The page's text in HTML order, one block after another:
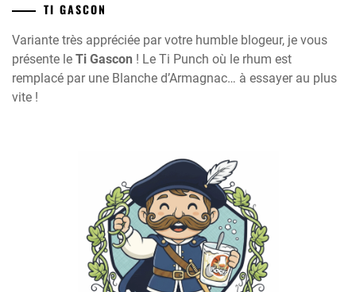
TI GASCON
Variante très appréciée par votre humble blogeur, je vous
présente le Ti Gascon ! Le Ti Punch où le rhum est
remplacé par une Blanche d’Armagnac… à essayer au plus
vite !